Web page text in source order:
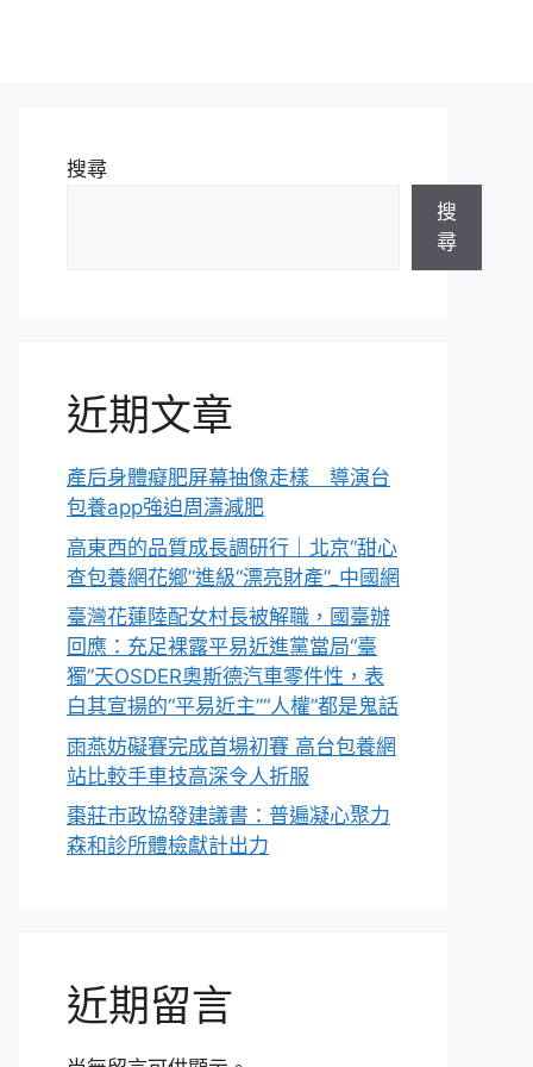
搜尋
搜
尋
近期文章
產后身體癡肥屏幕抽像走樣 導演台
包養app強迫周濤減肥
高東西的品質成長調研行｜北京“甜心
查包養網花鄉”進級“漂亮財產”_中國網
臺灣花蓮陸配女村長被解職，國臺辦
回應：充足裸露平易近進黨當局“臺
獨”天OSDER奧斯德汽車零件性，表
白其宣揚的“平易近主”“人權”都是鬼話
雨燕妨礙賽完成首場初賽 高台包養網
站比較手車技高深令人折服
棗莊市政協發建議書：普遍凝心聚力
森和診所體檢獻計出力
近期留言